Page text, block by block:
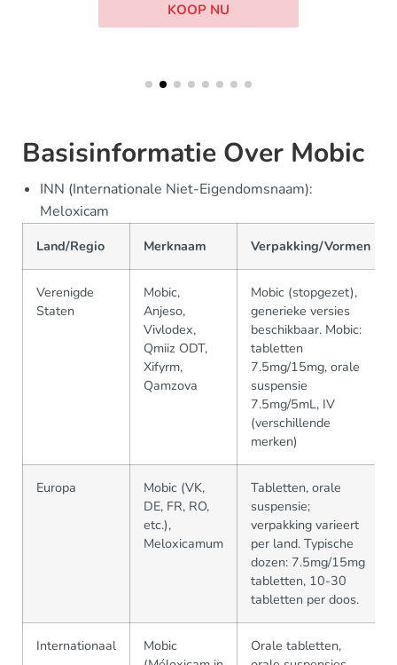
KOOP NU
Basisinformatie Over Mobic
INN (Internationale Niet-Eigendomsnaam):
Meloxicam
Land/Regio Merknaam Verpakking/Vormen
Verenigde
Staten
Mobic,
Anjeso,
Vivlodex,
Qmiiz ODT,
Xifyrm,
Qamzova
Mobic (stopgezet),
generieke versies
beschikbaar. Mobic:
tabletten
7.5mg/15mg, orale
suspensie
7.5mg/5mL, IV
(verschillende
merken)
Europa
Mobic (VK,
DE, FR, RO,
etc.),
Meloxicamum
Tabletten, orale
suspensie;
verpakking varieert
per land. Typische
dozen: 7.5mg/15mg
tabletten, 10-30
tabletten per doos.
Internationaal
Mobic
Orale tabletten,